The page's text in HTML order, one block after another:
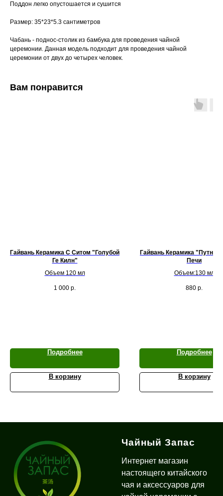
Поддон легко опустошается и сушится
Размер: 35*23*5.3 сантиметров
Чабань - поднос-столик из бамбука для проведения чайной
церемонии. Данная модель подходит для проведения чайной
церемонии от двух до четырех человек.
Вам понравится
Гайвань Керамика С Ситом "Голубой
Ге Килн"
Объем 120 мл
1 000 р.
Подробнее
В корзину
Гайвань Керамика
Печи
Объем:130 мл
880 р.
Подробнее
В корзину
Чайный Запас
Интернет магазин
настоящего китайского
чая и аксессуаров для